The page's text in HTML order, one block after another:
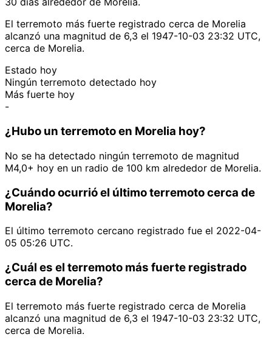
El terremoto más fuerte registrado cerca de Morelia
alcanzó una magnitud de 6,3 el 1947-10-03 23:32 UTC,
cerca de Morelia.
Estado hoy
Ningún terremoto detectado hoy
Más fuerte hoy
-
¿Hubo un terremoto en Morelia hoy?
No se ha detectado ningún terremoto de magnitud
M4,0+ hoy en un radio de 100 km alrededor de Morelia.
¿Cuándo ocurrió el último terremoto cerca de
Morelia?
El último terremoto cercano registrado fue el 2022-04-
05 05:26 UTC.
¿Cuál es el terremoto más fuerte registrado
cerca de Morelia?
El terremoto más fuerte registrado cerca de Morelia
alcanzó una magnitud de 6,3 el 1947-10-03 23:32 UTC,
cerca de Morelia.